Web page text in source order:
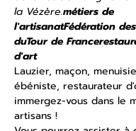
la Vézère.métiers de
l'artisanatFédération
duTour de France
d'art
Lauzier, maçon,
ébéniste, restaurateur
immergez-vous dans le
artisans !